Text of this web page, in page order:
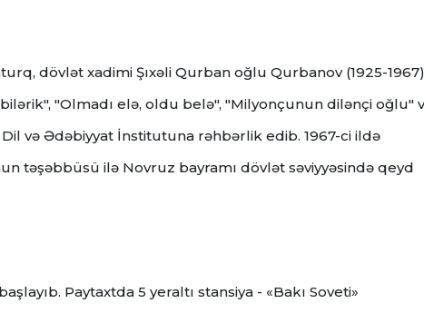
dövlət xadimi Şıxəli Qurban oğlu Qurbanov (1925-1967)
"Olmadı elə, oldu belə", "Milyonçunun dilənçi oğlu"
və Ədəbiyyat İnstitutuna rəhbərlik edib. 1967-ci ildə
təşəbbüsü ilə Novruz bayramı dövlət səviyyəsində qeyd
Paytaxtda 5 yeraltı stansiya - «Bakı Soveti»